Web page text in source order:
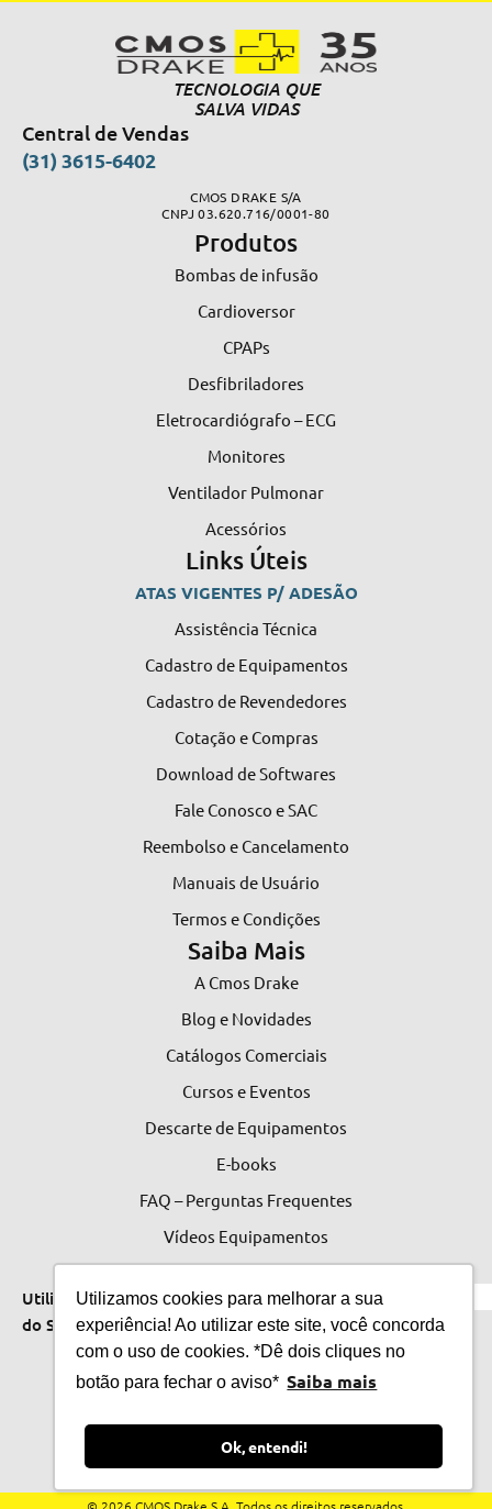
Utilizamos cookies para melhorar a sua
experiência! Ao utilizar este site, você concorda
com o uso de cookies. *Dê dois cliques no
botão para fechar o aviso* Saiba mais
Ok, entendi!
TECNOLOGIA QUE
SALVA VIDAS
Central de Vendas
(31) 3615-6402
CMOS DRAKE S/A
CNPJ 03.620.716/0001-80
Produtos
Bombas de infusão
Cardioversor
CPAPs
Desfibriladores
Eletrocardiógrafo – ECG
Monitores
Ventilador Pulmonar
Acessórios
Links Úteis
ATAS VIGENTES P/ ADESÃO
Assistência Técnica
Cadastro de Equipamentos
Cadastro de Revendedores
Cotação e Compras
Download de Softwares
Fale Conosco e SAC
Reembolso e Cancelamento
Manuais de Usuário
Termos e Condições
Saiba Mais
A Cmos Drake
Blog e Novidades
Catálogos Comerciais
Cursos e Eventos
Descarte de Equipamentos
E-books
FAQ – Perguntas Frequentes
Vídeos Equipamentos
Utilitários
do Site
Idioma
do Site